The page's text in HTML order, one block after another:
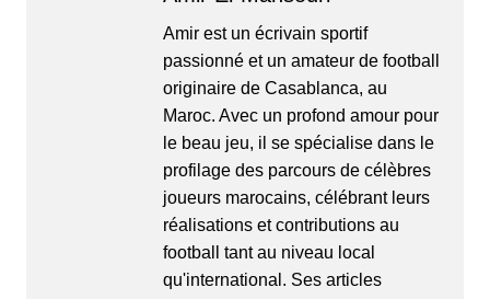
Amir est un écrivain sportif
passionné et un amateur de football
originaire de Casablanca, au
Maroc. Avec un profond amour pour
le beau jeu, il se spécialise dans le
profilage des parcours de célèbres
joueurs marocains, célébrant leurs
réalisations et contributions au
football tant au niveau local
qu'international. Ses articles